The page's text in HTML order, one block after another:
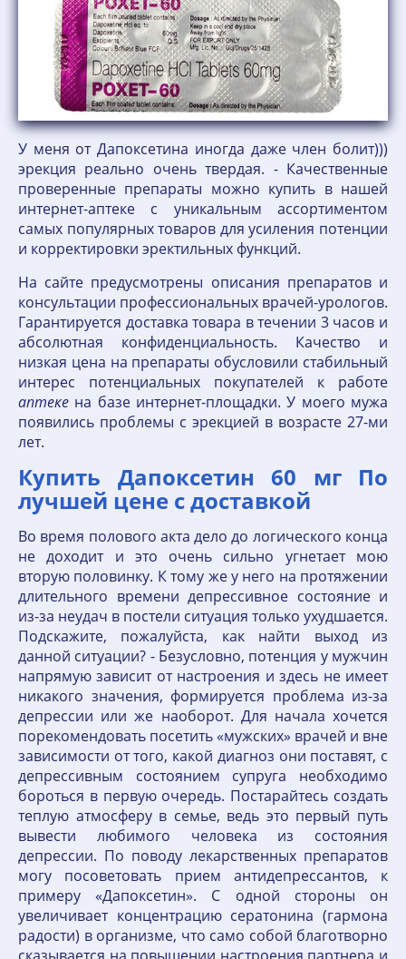
У меня от Дапоксетина иногда даже член болит)))
эрекция реально очень твердая. - Качественные
проверенные препараты можно купить в нашей
интернет-аптеке с уникальным ассортиментом
самых популярных товаров для усиления потенции
и корректировки эректильных функций.
На сайте предусмотрены описания препаратов и
консультации профессиональных врачей-урологов.
Гарантируется доставка товара в течении 3 часов и
абсолютная конфиденциальность. Качество и
низкая цена на препараты обусловили стабильный
интерес потенциальных покупателей к работе
аптеке на базе интернет-площадки. У моего мужа
появились проблемы с эрекцией в возрасте 27-ми
лет.
Купить Дапоксетин 60 мг По
лучшей цене с доставкой
Во время полового акта дело до логического конца
не доходит и это очень сильно угнетает мою
вторую половинку. К тому же у него на протяжении
длительного времени депрессивное состояние и
из-за неудач в постели ситуация только ухудшается.
Подскажите, пожалуйста, как найти выход из
данной ситуации? - Безусловно, потенция у мужчин
напрямую зависит от настроения и здесь не имеет
никакого значения, формируется проблема из-за
депрессии или же наоборот. Для начала хочется
порекомендовать посетить «мужских» врачей и вне
зависимости от того, какой диагноз они поставят, с
депрессивным состоянием супруга необходимо
бороться в первую очередь. Постарайтесь создать
теплую атмосферу в семье, ведь это первый путь
вывести любимого человека из состояния
депрессии. По поводу лекарственных препаратов
могу посоветовать прием антидепрессантов, к
примеру «Дапоксетин». С одной стороны он
увеличивает концентрацию сератонина (гармона
радости) в организме, что само собой благотворно
сказывается на повышении настроения партнера и